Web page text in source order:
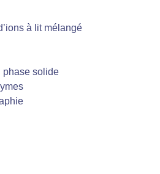
à lit mélangé
phase solide